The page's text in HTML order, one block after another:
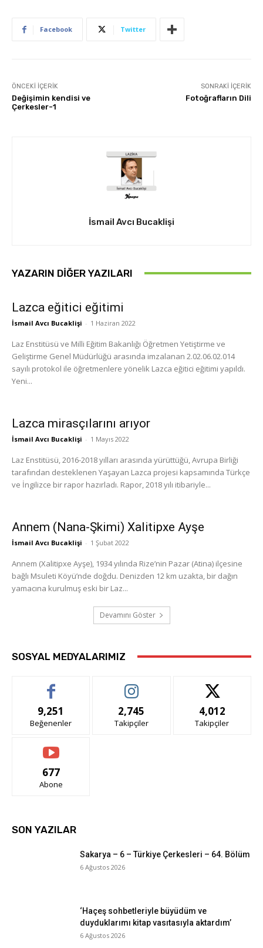
Facebook Twitter
ÖNCEKI İÇERIK
Değişimin kendisi ve
Çerkesler-1
SONRAKI İÇERIK
Fotoğrafların Dili
İsmail Avcı Bucaklişi
YAZARIN DIĞER YAZILARI
Lazca eğitici eğitimi
İsmail Avcı Bucaklişi - 1 Haziran 2022
Laz Enstitüsü ve Milli Eğitim Bakanlığı Öğretmen Yetiştirme ve
Geliştirme Genel Müdürlüğü arasında imzalanan 2.02.06.02.014
sayılı protokol ile öğretmenlere yönelik Lazca eğitici eğitimi yapıldı.
Yeni...
Lazca mirasçılarını arıyor
İsmail Avcı Bucaklişi - 1 Mayıs 2022
Laz Enstitüsü, 2016-2018 yılları arasında yürüttüğü, Avrupa Birliği
tarafından desteklenen Yaşayan Lazca projesi kapsamında Türkçe
ve İngilizce bir rapor hazırladı. Rapor, 2018 yılı itibariyle...
Annem (Nana-Şkimi) Xalitipxe Ayşe
İsmail Avcı Bucaklişi - 1 Şubat 2022
Annem (Xalitipxe Ayşe), 1934 yılında Rize’nin Pazar (Atina) ilçesine
bağlı Msuleti Köyü’nde doğdu. Denizden 12 km uzakta, bir dağın
yamacına kurulmuş eski bir Laz...
Devamını Göster
SOSYAL MEDYALARIMIZ
9,251
Beğenenler
2,745
Takipçiler
4,012
Takipçiler
677
Abone
SON YAZILAR
Sakarya – 6 – Türkiye Çerkesleri – 64. Bölüm
6 Ağustos 2026
‘Haçeş sohbetleriyle büyüdüm ve
duyduklarımı kitap vasıtasıyla aktardım’
6 Ağustos 2026